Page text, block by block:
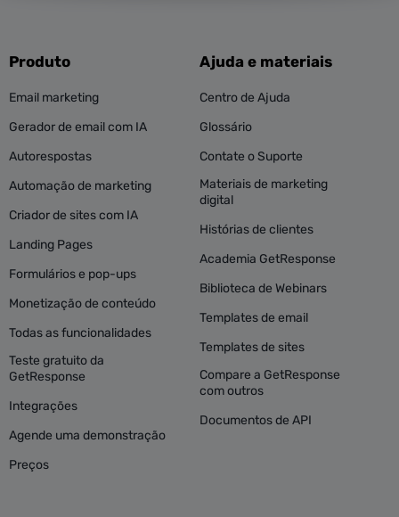
Produto
Email marketing
Gerador de email com IA
Autorespostas
Automação de marketing
Criador de sites com IA
Landing Pages
Formulários e pop-ups
Monetização de conteúdo
Todas as funcionalidades
Teste gratuito da
GetResponse
Integrações
Agende uma demonstração
Preços
Ajuda e materiais
Centro de Ajuda
Glossário
Contate o Suporte
Materiais de marketing
digital
Histórias de clientes
Academia GetResponse
Biblioteca de Webinars
Templates de email
Templates de sites
Compare a GetResponse
com outros
Documentos de API